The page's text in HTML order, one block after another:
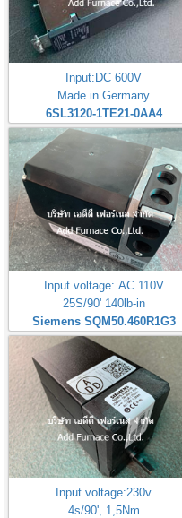
Input:DC 600V
Made in Germany
6SL3120-1TE21-0AA4
Input voltage: AC 110V
25S/90' 140lb-in
Siemens SQM50.460R1G3
Input voltage:230v
4s/90', 1,5Nm